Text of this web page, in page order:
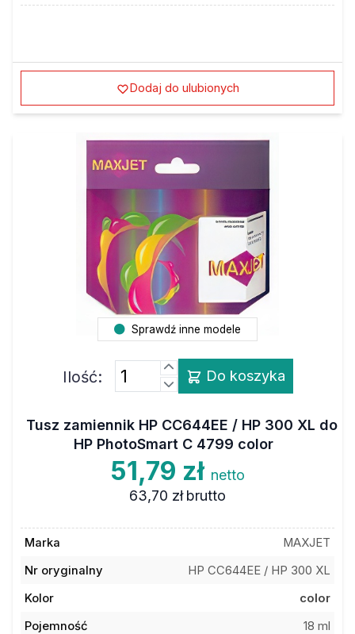
Dodaj do ulubionych
Sprawdź inne modele
Ilość: Do koszyka
Tusz zamiennik HP CC644EE / HP 300 XL do
HP PhotoSmart C 4799 color
51,79 zł netto
63,70 zł brutto
Marka
MAXJET
Nr oryginalny
HP CC644EE / HP 300 XL
Kolor
color
Pojemność
18 ml